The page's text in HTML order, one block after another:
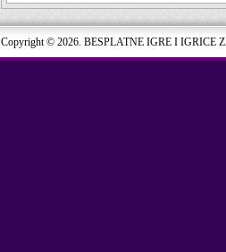
Copyright © 2026. BESPLATNE IGRE I IGRICE